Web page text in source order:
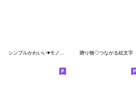
贈り物♡つながる絵文字